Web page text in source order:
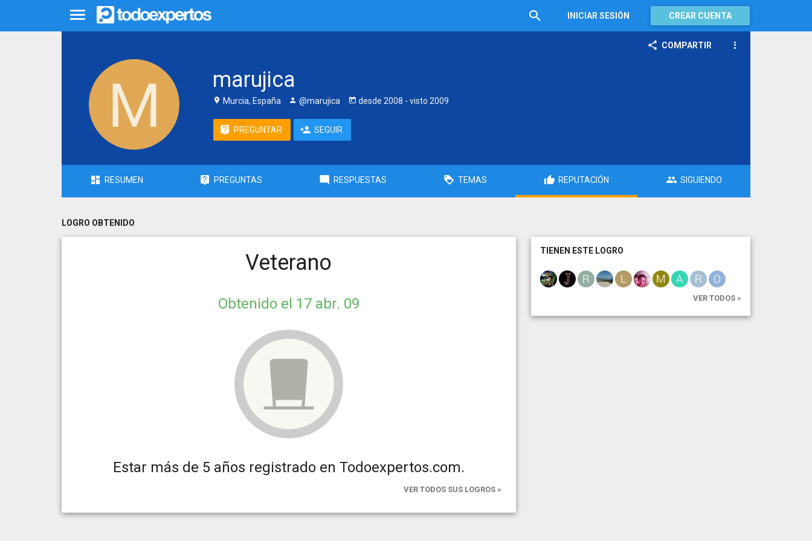
INICIAR SESIÓN CREAR CUENTA
COMPARTIR
marujica
Murcia, España @marujica desde 2008 - visto 2009
PREGUNTAR SEGUIR
RESUMEN PREGUNTAS RESPUESTAS TEMAS REPUTACIÓN SIGUIENDO
LOGRO OBTENIDO
Veterano
Obtenido el 17 abr. 09
Estar más de 5 años registrado en Todoexpertos.com.
VER TODOS SUS LOGROS »
TIENEN ESTE LOGRO
VER TODOS »